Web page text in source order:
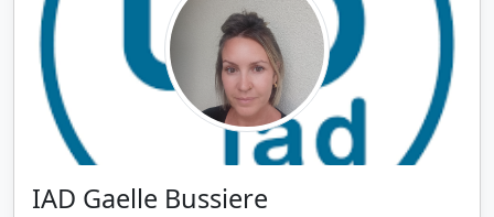
IAD Gaelle Bussiere